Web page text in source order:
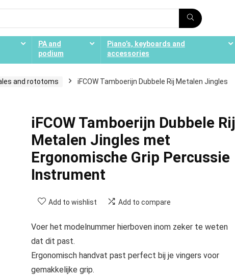
PA and
podium
Piano’s, keyboards and
accessories
and rototoms
iFCOW Tamboerijn Dubbele Rij Metalen Jingles
iFCOW Tamboerijn Dubbele Rij
Metalen Jingles met
Ergonomische Grip Percussie
Instrument
Add to wishlist Add to compare
Voer het modelnummer hierboven inom zeker te weten
dat dit past.
Ergonomisch handvat past perfect bij je vingers voor
gemakkelijke grip.